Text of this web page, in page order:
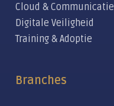
Cloud & Communicatie
Digitale Veiligheid
Training & Adoptie
Branches